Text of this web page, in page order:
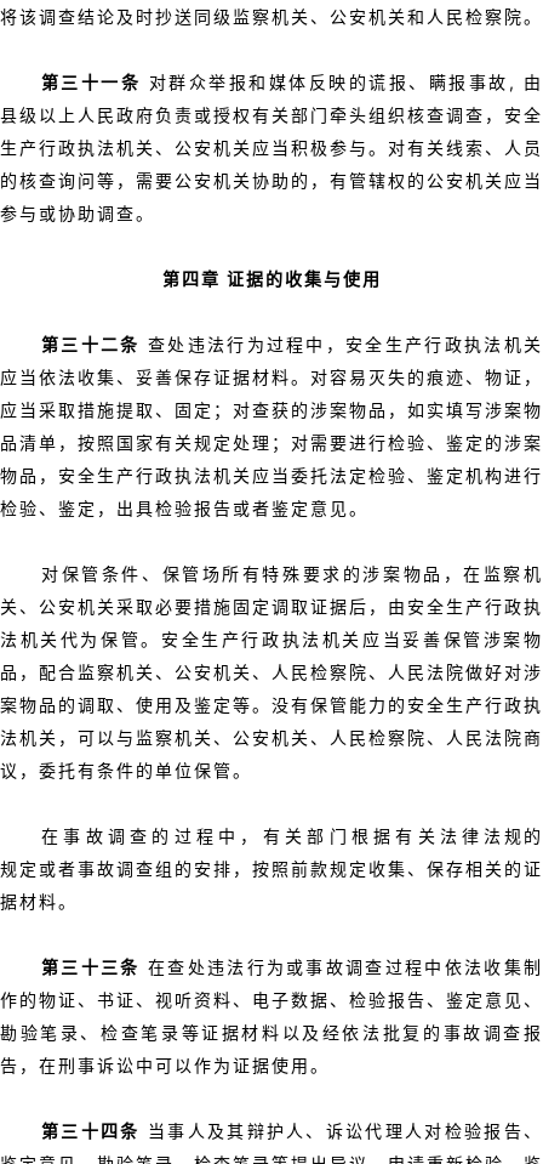
将该调查结论及时抄送同级监察机关、公安机关和人民检察院。
第三十一条 对群众举报和媒体反映的谎报、瞒报事故, 由
县级以上人民政府负责或授权有关部门牵头组织核查调查，安全
生产行政执法机关、公安机关应当积极参与。对有关线索、人员
的核查询问等，需要公安机关协助的，有管辖权的公安机关应当
参与或协助调查。
第四章 证据的收集与使用
第三十二条 查处违法行为过程中，安全生产行政执法机关
应当依法收集、妥善保存证据材料。对容易灭失的痕迹、物证，
应当采取措施提取、固定；对查获的涉案物品，如实填写涉案物
品清单，按照国家有关规定处理；对需要进行检验、鉴定的涉案
物品，安全生产行政执法机关应当委托法定检验、鉴定机构进行
检验、鉴定，出具检验报告或者鉴定意见。
对保管条件、保管场所有特殊要求的涉案物品，在监察机
关、公安机关采取必要措施固定调取证据后，由安全生产行政执
法机关代为保管。安全生产行政执法机关应当妥善保管涉案物
品，配合监察机关、公安机关、人民检察院、人民法院做好对涉
案物品的调取、使用及鉴定等。没有保管能力的安全生产行政执
法机关，可以与监察机关、公安机关、人民检察院、人民法院商
议，委托有条件的单位保管。
在事故调查的过程中，有关部门根据有关法律法规的
规定或者事故调查组的安排，按照前款规定收集、保存相关的证
据材料。
第三十三条 在查处违法行为或事故调查过程中依法收集制
作的物证、书证、视听资料、电子数据、检验报告、鉴定意见、
勘验笔录、检查笔录等证据材料以及经依法批复的事故调查报
告，在刑事诉讼中可以作为证据使用。
第三十四条 当事人及其辩护人、诉讼代理人对检验报告、